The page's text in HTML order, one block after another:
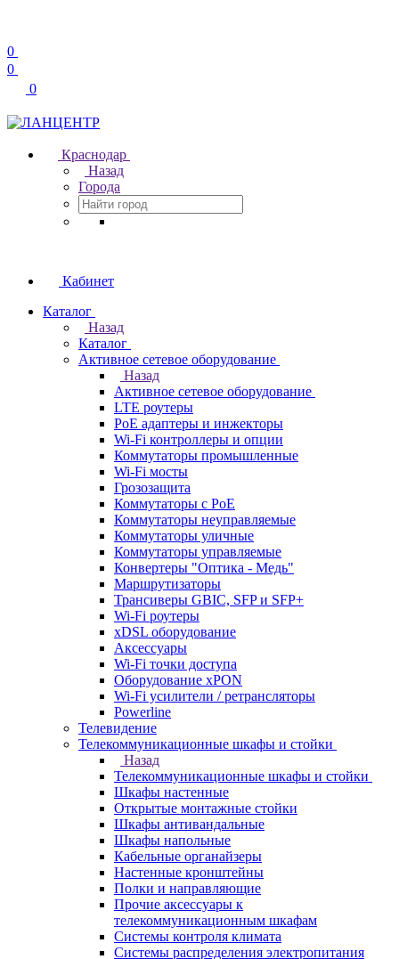
0
0
0
Краснодар
Назад
Города
Кабинет
Каталог
Назад
Каталог
Активное сетевое оборудование
Назад
Активное сетевое оборудование
LTE роутеры
PoE адаптеры и инжекторы
Wi-Fi контроллеры и опции
Коммутаторы промышленные
Wi-Fi мосты
Грозозащита
Коммутаторы c PoE
Коммутаторы неуправляемые
Коммутаторы уличные
Коммутаторы управляемые
Конвертеры "Оптика - Медь"
Маршрутизаторы
Трансиверы GBIC, SFP и SFP+
Wi-Fi роутеры
xDSL оборудование
Аксессуары
Wi-Fi точки доступа
Оборудование хPON
Wi-Fi усилители / ретрансляторы
Powerline
Телевидение
Телекоммуникационные шкафы и стойки
Назад
Телекоммуникационные шкафы и стойки
Шкафы настенные
Открытые монтажные стойки
Шкафы антивандальные
Шкафы напольные
Кабельные органайзеры
Настенные кронштейны
Полки и направляющие
Прочие аксессуары к
телекоммуникационным шкафам
Системы контроля климата
Системы распределения электропитания